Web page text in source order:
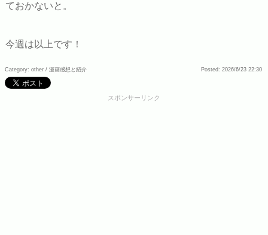
ておかないと。
今週は以上です！
Category: other / 漫画感想と紹介 Posted: 2026/6/23 22:30
スポンサーリンク